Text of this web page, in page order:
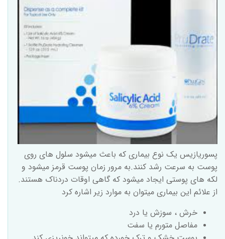
پسوریازیس یک نوع بیماری که باعث میشود سلول های روی
پوست به سرعت رشد کنند.به مرور زمان پوست قرمز میشود و
لکه های پوستی ایجاد میشود که گاهی اوقات دردناک هستند.
از علائم این بیماری میتوان به موارد زیر اشاره کرد
خرش ، سوزش یا درد
مفاصل متورم یا سفت